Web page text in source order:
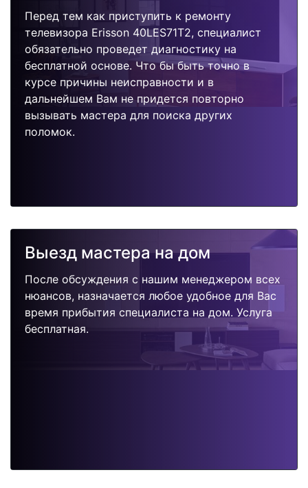
Перед тем как приступить к ремонту
телевизора Erisson 40LES71T2, специалист
обязательно проведет диагностику на
бесплатной основе. Что бы быть точно в
курсе причины неисправности и в
дальнейшем Вам не придется повторно
вызывать мастера для поиска других
поломок.
Выезд мастера на дом
После обсуждения с нашим менеджером всех
нюансов, назначается любое удобное для Вас
время прибытия специалиста на дом. Услуга
бесплатная.